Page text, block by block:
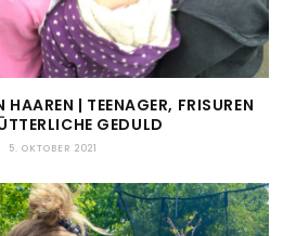
| TEENAGER, FRISUREN
GEDULD
5. OKTOBER 2021